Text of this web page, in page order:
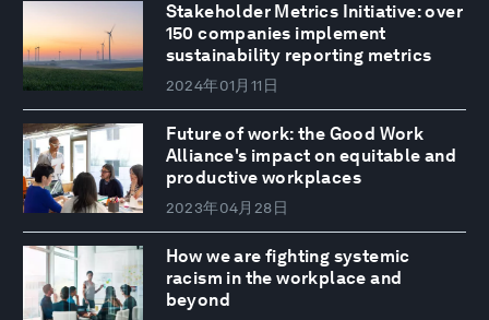
Stakeholder Metrics Initiative: over
150 companies implement
sustainability reporting metrics
2024年01月11日
Future of work: the Good Work
Alliance's impact on equitable and
productive workplaces
2023年04月28日
How we are fighting systemic
racism in the workplace and
beyond